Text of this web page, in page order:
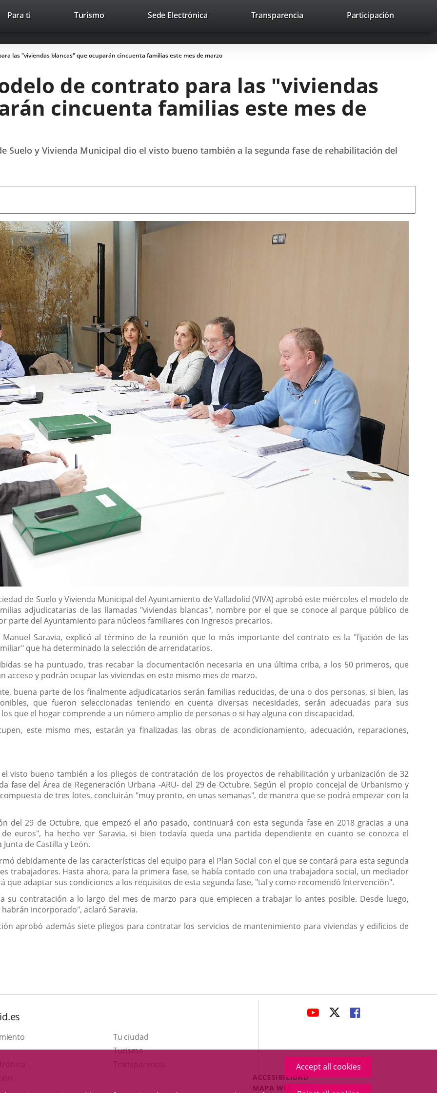
Accept all cookies
Trabaja con nosotros Contacto avaHeaderSocial
Link
external
Link
external
Link
external
Search
Para ti TurismoThis
open
in
up
window.
Sede ElectrónicaLink
application.
Transparencia Participación
las "viviendas blancas" que ocuparán cincuenta familias este mes de marzo
de contrato para las "viviendas
cincuenta familias este mes de
Suelo y Vivienda Municipal dio el visto bueno también a la segunda fase de rehabilitación del
de Suelo y Vivienda Municipal del Ayuntamiento de Valladolid (VIVA) aprobó este miércoles el modelo de
adjudicatarias de las llamadas "viviendas blancas", nombre por el que se conoce al parque público de
parte del Ayuntamiento para núcleos familiares con ingresos precarios.
Manuel Saravia, explicó al término de la reunión que lo más importante del contrato es la "fijación de las
que ha determinado la selección de arrendatarios.
se ha puntuado, tras recabar la documentación necesaria en una última criba, a los 50 primeros, que
acceso y podrán ocupar las viviendas en este mismo mes de marzo.
buena parte de los finalmente adjudicatarios serán familias reducidas, de una o dos personas, si bien, las
que fueron seleccionadas teniendo en cuenta diversas necesidades, serán adecuadas para sus
que el hogar comprende a un número amplio de personas o si hay alguna con discapacidad.
este mismo mes, estarán ya finalizadas las obras de acondicionamiento, adecuación, reparaciones,
visto bueno también a los pliegos de contratación de los proyectos de rehabilitación y urbanización de 32
fase del Área de Regeneración Urbana -ARU- del 29 de Octubre. Según el propio concejal de Urbanismo y
de tres lotes, concluirán "muy pronto, en unas semanas", de manera que se podrá empezar con la
del 29 de Octubre, que empezó el año pasado, continuará con esta segunda fase en 2018 gracias a una
euros", ha hecho ver Saravia, si bien todavía queda una partida dependiente en cuanto se conozca el
de Castilla y León.
debidamente de las características del equipo para el Plan Social con el que se contará para esta segunda
trabajadores. Hasta ahora, para la primera fase, se había contado con una trabajadora social, un mediador
que adaptar sus condiciones a los requisitos de esta segunda fase, "tal y como recomendó Intervención".
su contratación a lo largo del mes de marzo para que empiecen a trabajar lo antes posible. Desde luego,
incorporado", aclaró Saravia.
aprobó además siete pliegos para contratar los servicios de mantenimiento para viviendas y edificios de
Tu ciudad
TurismoThis
LINK
APPLICATION.
LINK
APPLICATION.
LINK
APPLICATION.
Menú
Legal
ACCESIBILIDAD
MAPA WEB